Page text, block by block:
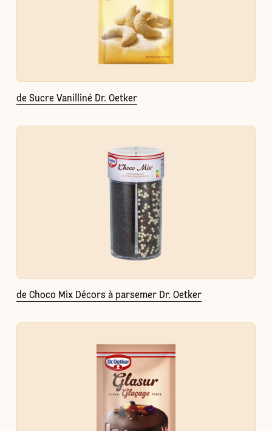
de Sucre Vanilliné Dr. Oetker
de Choco Mix Décors à parsemer Dr. Oetker